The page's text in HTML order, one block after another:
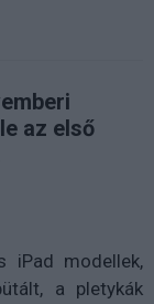
az első
iPad modellek,
a pletykák